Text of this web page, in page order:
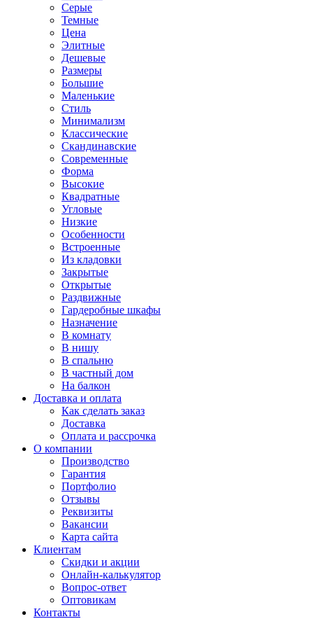
Серые
Темные
Цена
Элитные
Дешевые
Размеры
Большие
Маленькие
Стиль
Минимализм
Классические
Скандинавские
Современные
Форма
Высокие
Квадратные
Угловые
Низкие
Особенности
Встроенные
Из кладовки
Закрытые
Открытые
Раздвижные
Гардеробные шкафы
Назначение
В комнату
В нишу
В спальню
В частный дом
На балкон
Доставка и оплата
Как сделать заказ
Доставка
Оплата и рассрочка
О компании
Производство
Гарантия
Портфолио
Отзывы
Реквизиты
Вакансии
Карта сайта
Клиентам
Скидки и акции
Онлайн-калькулятор
Вопрос-ответ
Оптовикам
Контакты